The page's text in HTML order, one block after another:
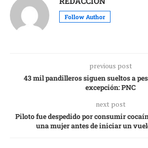
Follow Author
previous post
43 mil pandilleros siguen sueltos a
excepción: PNC
next post
Piloto fue despedido por consumir
una mujer antes de iniciar un